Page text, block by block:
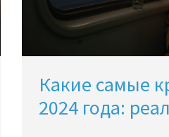
Какие самые
2024 года: